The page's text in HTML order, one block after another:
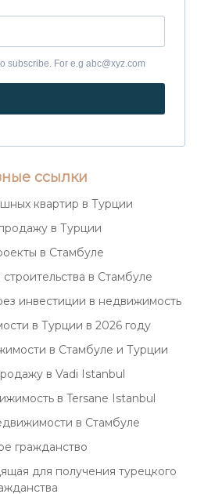
subscribe. For e.g abc@xyz.com
ссылки
квартир в Турции
в Турции
в Стамбуле
в Стамбуле
инвестиции в недвижимость
в Турции в 2026 году
в Стамбуле и Турции
в Vadi Istanbul
в Tersane Istanbul
в Стамбуле
гражданство
для получения турецкого